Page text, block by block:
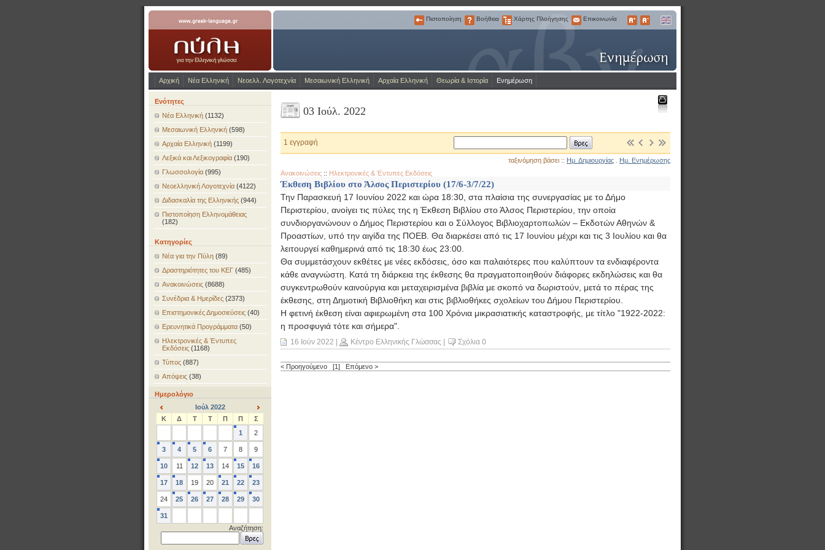
www.greek-language.gr Η Πύλη για την ελληνική γλώσσα
Πιστοποίηση
Πιστοποίηση
Βοήθεια
Βοήθεια
Χάρτης
Χάρτης Πλοήγησης
Επικοινωνία
Επικοινωνία
Μεγαλύτερα
ΜικρότεραEnglish
Αρχική Νέα Ελληνική Νεοελλ. Λογοτεχνία Μεσαιωνική Ελληνική Αρχαία Ελληνική Θεωρία & Ιστορία Ενημέρωση
Ενότητες
Νέα Ελληνική (1132)
Μεσαιωνική Ελληνική (598)
Αρχαία Ελληνική (1199)
Λεξικά και Λεξικογραφία (190)
Γλωσσολογία (995)
Νεοελληνική Λογοτεχνία (4122)
Διδασκαλία της Ελληνικής (944)
Πιστοποίηση Ελληνομάθειας
(182)
Κατηγορίες
Νέα για την Πύλη (89)
Δραστηριότητες του ΚΕΓ (485)
Ανακοινώσεις (8688)
Συνέδρια & Ημερίδες (2373)
Επιστημονικές Δημοσιεύσεις (40)
Ερευνητικά Προγράμματα (50)
Ηλεκτρονικές & Έντυπες
Εκδόσεις (1168)
Τύπος (887)
Απόψεις (38)
Ημερολόγιο
<
Ιούλ 2022
>
Κ Δ Τ Τ Π Π
Σ
1
2
3 4 5 6 7 8 9
10 11 12 13 14 15 16
17 18 19 20 21 22 23
24 25 26 27 28 29 30
31
Αναζήτηση:
03 Ιούλ. 2022
1 εγγραφή
Βρες
ταξινόμηση βάσει :: Ημ. Δημιουργίας
Ημ. Ενημέρωσης
Ανακοινώσεις :: Ηλεκτρονικές & Έντυπες Εκδόσεις
Έκθεση Βιβλίου στο Άλσος Περιστερίου (17/6-3/7/22)
Την Παρασκευή 17 Ιουνίου 2022 και ώρα 18:30, στα πλαίσια της συνεργασίας με το Δήμο
Περιστερίου, ανοίγει τις πύλες της η Έκθεση Βιβλίου στο Άλσος Περιστερίου, την οποία
συνδιοργανώνουν ο Δήμος Περιστερίου και ο Σύλλογος Βιβλιοχαρτοπωλών – Εκδοτών Αθηνών &
Προαστίων, υπό την αιγίδα της ΠΟΕΒ. Θα διαρκέσει από τις 17 Ιουνίου μέχρι και τις 3 Ιουλίου και θα
λειτουργεί καθημερινά από τις 18:30 έως 23:00.
Θα συμμετάσχουν εκθέτες με νέες εκδόσεις, όσο και παλαιότερες που καλύπτουν τα ενδιαφέροντα
κάθε αναγνώστη. Κατά τη διάρκεια της έκθεσης θα πραγματοποιηθούν διάφορες εκδηλώσεις και θα
συγκεντρωθούν καινούργια και μεταχειρισμένα βιβλία με σκοπό να δωριστούν, μετά το πέρας της
έκθεσης, στη Δημοτική Βιβλιοθήκη και στις βιβλιοθήκες σχολείων του Δήμου Περιστερίου.
Η φετινή έκθεση είναι αφιερωμένη στα 100 Χρόνια μικρασιατικής καταστροφής, με τίτλο "1922-2022:
η προσφυγιά τότε και σήμερα".
16 Ιούν 2022 Κέντρο Ελληνικής Γλώσσας Σχόλια 0
< Προηγούμενο [1] Επόμενο >